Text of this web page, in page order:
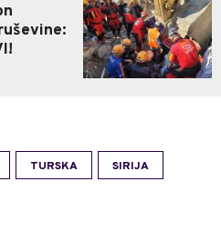
TURSKA SIRIJA